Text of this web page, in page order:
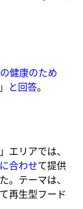
健康のため
と回答。
エリアでは、
合わせて提供
。テーマは、
再生型フード